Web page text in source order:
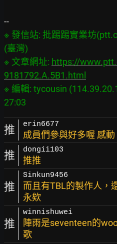
※ 發信站: 批踢踢實業坊
(臺灣)
※ 文章網址: https://
9181792.A.5B1.html
※ 編輯: tycousin
推 erin6677
成員們參與好多喔 感動
推 dongii103
推推
推
Sinkun9456
而且有TBL的製作人，
永欸
推
winnishuwei
陣雨是seventeen的
歌